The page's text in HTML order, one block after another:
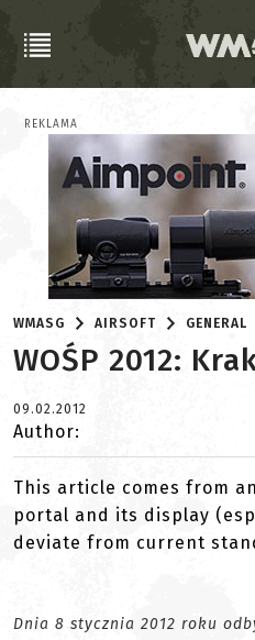
REKLAMA
WMASG AIRSOFT GENERAL
WOŚP 2012:
09.02.2012
Author:
This article comes from
portal and its display
deviate from current
Dnia 8 stycznia 2012 roku